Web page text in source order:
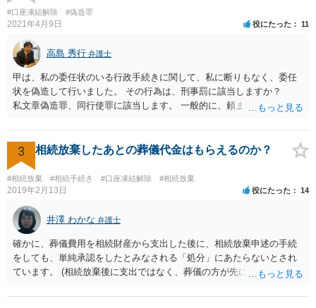
#口座凍結解除 #偽造罪
2021年4月9日 役にたった 11
高島 秀行 弁護士
甲は、私の委任状のいる行政手続きに関して、私に断りもなく、委任
状を偽造して行いました。 その行為は、刑事罰に該当しますか？
私文章偽造罪、同行使罪に該当します。 一般的に、頼まれた（委任さ
か？ 委任状を偽造して使用することはまでは依頼の範囲ではない
ので できないと思います。
3 相続放棄したあとの葬儀代金はもらえるのか？
#相続放棄 #相続手続き #口座凍結解除 #相続放棄
2019年2月13日 役にたった 14
井澤 わかな 弁護士
確かに、葬儀費用を相続財産から支出した後に、相続放棄申述の手続
をしても、単純承認をしたとみなされる「処分」にあたらないとされ
ています。 (相続放棄後に支出ではなく、葬儀の方が先に来るのが通常
述の手続ということだと思いますが) ただ、葬儀費用ならいくらでもよ